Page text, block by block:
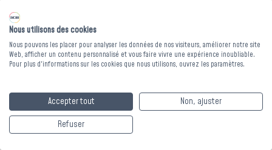
BUREAU SIMPLE
SACHA -
120x60xHt.75cm
Nous utilisons des cookies
Nous pouvons les placer pour analyser les données de nos visiteurs, améliorer notre site
Web, afficher un contenu personnalisé et vous faire vivre une expérience inoubliable.
Pour plus d'informations sur les cookies que nous utilisons, ouvrez les paramètres.
Accepter tout
Non, ajuster
Refuser